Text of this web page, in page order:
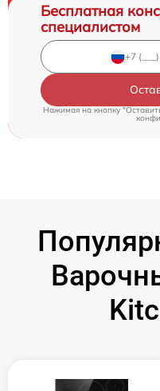
Бесплатная
специалистом
Нажимая на кнопку